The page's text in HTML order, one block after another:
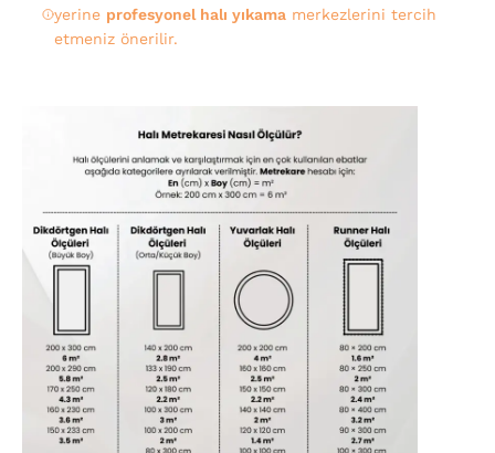
yerine profesyonel halı yıkamamerkezlerini tercih
etmeniz önerilir.